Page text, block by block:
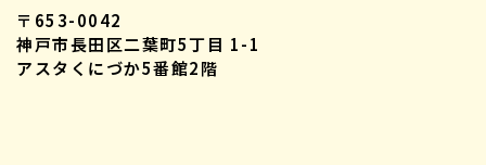
〒653-0042
神戸市長田区二葉町5丁目 1-1
アスタくにづか5番館2階